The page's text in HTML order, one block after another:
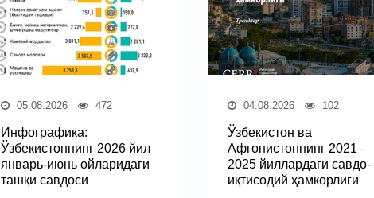
05.08.2026 472
Инфографика:
Ўзбекистоннинг 2026 йил
январь-июнь ойларидаги
ташқи савдоси
04.08.2026 102
Ўзбекистон ва
Афғонистоннинг 2021–
2025 йиллардаги савдо-
иқтисодий ҳамкорлиги